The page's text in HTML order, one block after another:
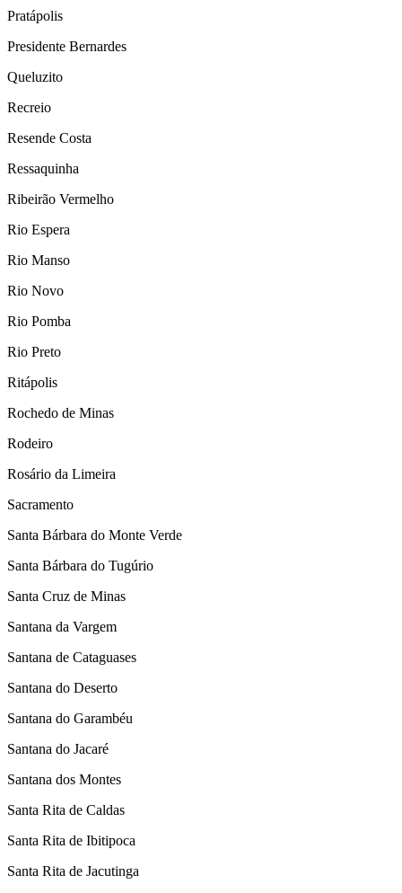
Pratápolis
Presidente Bernardes
Queluzito
Recreio
Resende Costa
Ressaquinha
Ribeirão Vermelho
Rio Espera
Rio Manso
Rio Novo
Rio Pomba
Rio Preto
Ritápolis
Rochedo de Minas
Rodeiro
Rosário da Limeira
Sacramento
Santa Bárbara do Monte Verde
Santa Bárbara do Tugúrio
Santa Cruz de Minas
Santana da Vargem
Santana de Cataguases
Santana do Deserto
Santana do Garambéu
Santana do Jacaré
Santana dos Montes
Santa Rita de Caldas
Santa Rita de Ibitipoca
Santa Rita de Jacutinga